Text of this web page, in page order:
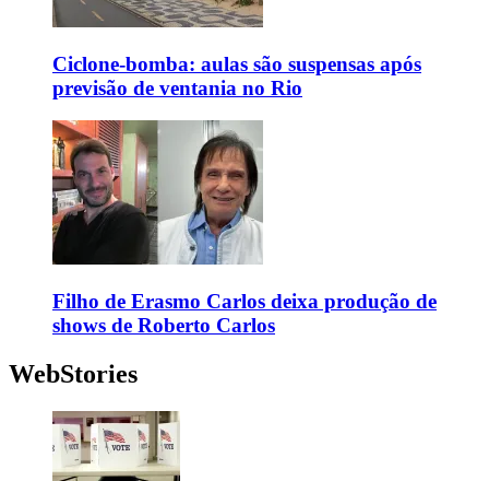
Ciclone-bomba: aulas são suspensas após
previsão de ventania no Rio
Filho de Erasmo Carlos deixa produção de
shows de Roberto Carlos
WebStories